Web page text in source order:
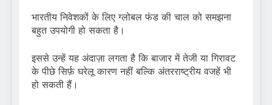
भारतीय निवेशकों के लिए ग्लोबल फंड की चाल को समझना
बहुत उपयोगी हो सकता है।
इससे उन्हें यह अंदाज़ा लगता है कि बाजार में तेजी या गिरावट
के पीछे सिर्फ़ घरेलू कारण नहीं बल्कि अंतरराष्ट्रीय वजहें भी
हो सकती हैं।